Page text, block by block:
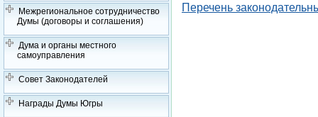
Межрегиональное сотрудничество
Думы (договоры и соглашения)
Дума и органы местного
самоуправления
Совет Законодателей
Награды Думы Югры
Перечень